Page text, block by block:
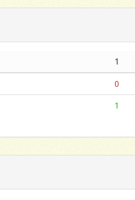
1
0
1